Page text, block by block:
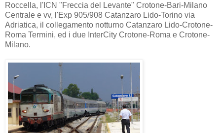
Roccella, l'ICN "Freccia del Levante" Crotone-Bari-Milano
Centrale e vv, l'Exp 905/908 Catanzaro Lido-Torino via
Adriatica, il collegamento notturno Catanzaro Lido-Crotone-
Roma Termini, ed i due InterCity Crotone-Roma e Crotone-
Milano.